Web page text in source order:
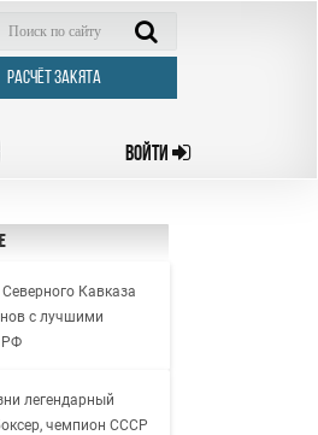
РАСЧЁТ ЗАКЯТА
ВОЙТИ
Кавказа
с лучшими
РФ
легендарный
чемпион СССР